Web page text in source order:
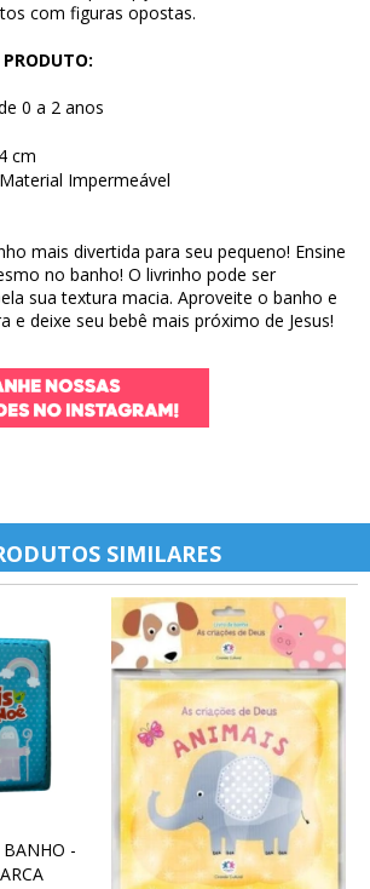
com figuras opostas.
0 a 2 anos
cm
Material Impermeável
mais divertida para seu pequeno! Ensine
no banho! O livrinho pode ser
sua textura macia. Aproveite o banho e
e deixe seu bebê mais próximo de Jesus!
SIMILARES
-